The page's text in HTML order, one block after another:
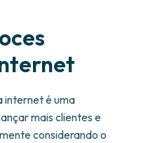
internet é uma
mais clientes e
considerando o